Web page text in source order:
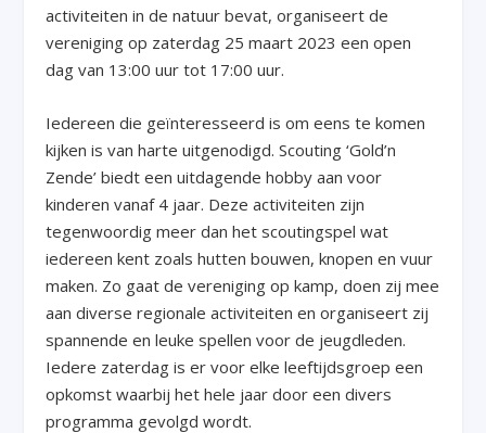
activiteiten in de natuur bevat, organiseert de
vereniging op zaterdag 25 maart 2023 een open
dag van 13:00 uur tot 17:00 uur.
Iedereen die geïnteresseerd is om eens te komen
kijken is van harte uitgenodigd. Scouting ‘Gold’n
Zende’ biedt een uitdagende hobby aan voor
kinderen vanaf 4 jaar. Deze activiteiten zijn
tegenwoordig meer dan het scoutingspel wat
iedereen kent zoals hutten bouwen, knopen en vuur
maken. Zo gaat de vereniging op kamp, doen zij mee
aan diverse regionale activiteiten en organiseert zij
spannende en leuke spellen voor de jeugdleden.
Iedere zaterdag is er voor elke leeftijdsgroep een
opkomst waarbij het hele jaar door een divers
programma gevolgd wordt.